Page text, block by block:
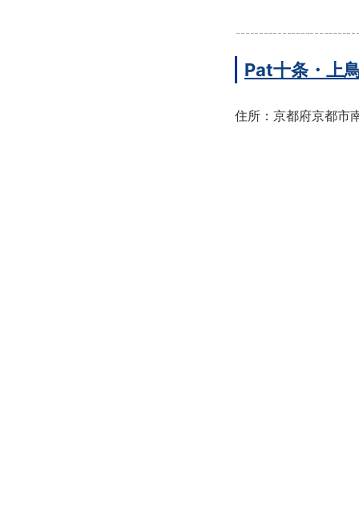
Pat十条・上
住所：京都府京都市